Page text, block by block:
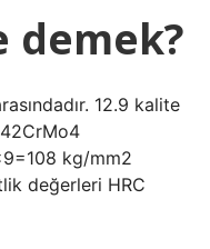
demek?
12.9 kalite
kg/mm2
değerleri HRC